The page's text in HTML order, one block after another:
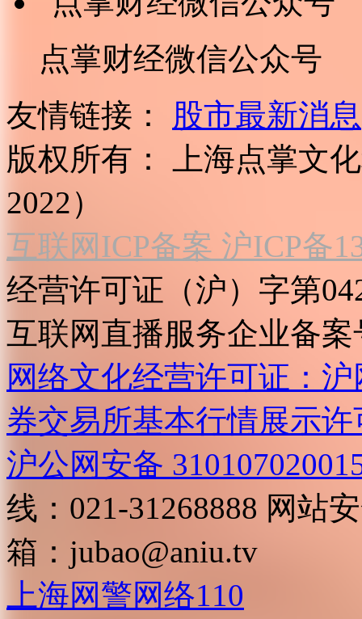
点掌财经微信公众号
友情链接：
股市最新消息
版权所有：
上海点掌文
2022）
互联网ICP备案 沪ICP备
经营许可证（沪）字第
互联网直播服务企业备案
网络文化经营许可证：
券交易所基本行情展示许
沪公网安备
线：021-31268888 网站
箱： jubao@aniu.tv
上海网警网络110